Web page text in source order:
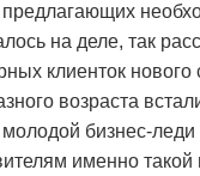
на деле, так
клиенток
возраста
бизнес-
именно